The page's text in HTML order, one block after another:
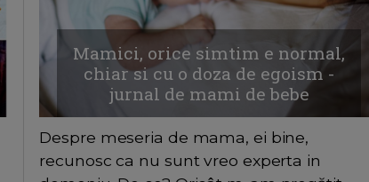
Mamici, orice simtim e normal,
chiar si cu o doza de egoism -
jurnal de mami de bebe
Despre meseria de mama, ei bine,
recunosc ca nu sunt vreo experta in